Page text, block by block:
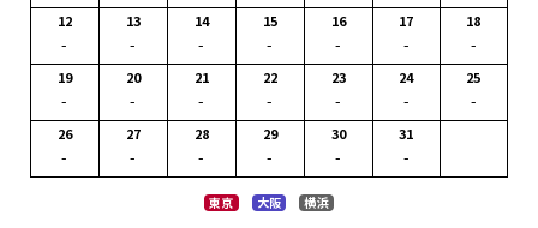
12
-
13
-
14
-
15
-
16
-
17
-
18
-
19
-
20
-
21
-
22
-
23
-
24
-
25
-
26
-
27
-
28
-
29
-
30
-
31
-
東京 大阪 横浜